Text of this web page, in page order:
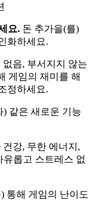
요. 돈 추가을(를)
화하세요.
없음, 부서지지 않는
게임의 재미를 해
정하세요.
) 같은 새로운 기능
건강, 무한 에너지,
롭고 스트레스 없
통해 게임의 난이도